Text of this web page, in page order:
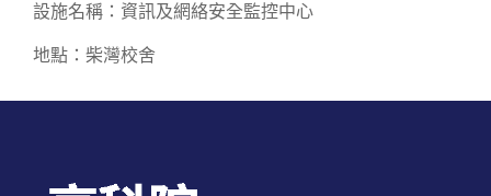
設施名稱：資訊及網絡安全監控中心
地點：柴灣校舍